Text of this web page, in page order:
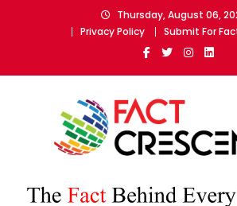
Thursday, August 06,
Privacy Policy
Submit For
Fact Crescendo